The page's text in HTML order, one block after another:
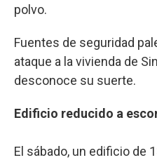
polvo.
Fuentes de seguridad
ataque a la vivienda de
desconoce su suerte.
Edificio reducido a
El sábado, un edificio de